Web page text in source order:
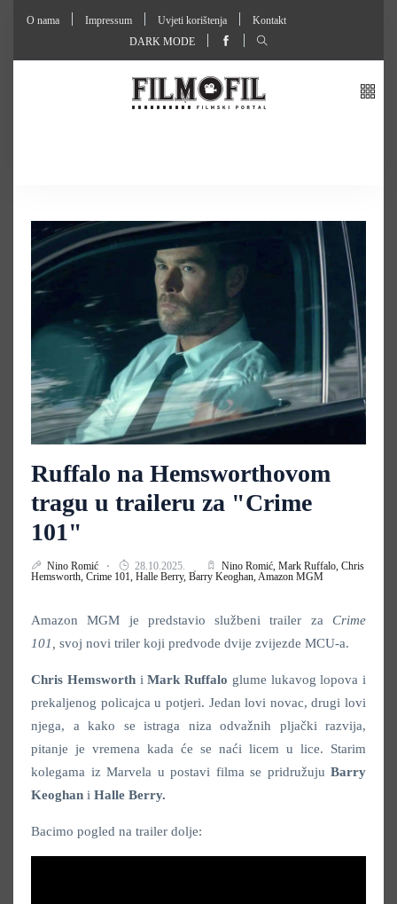
O nama Impressum Uvjeti korištenja
Kontakt
DARK MODE
Ruffalo na Hemsworthovom
tragu u traileru za "Crime
101"
Nino Romić 28.10.2025. Nino Romić, Mark Ruffalo, Chris
Hemsworth, Crime 101, Halle Berry, Barry Keoghan,Amazon MGM
Amazon MGM je predstavio službeni trailer za Crime
101, svoj novi triler koji predvode dvije zvijezde MCU-a.
Chris Hemsworth iMark Ruffalo glume lukavog lopova i
prekaljenog policajca u potjeri. Jedan lovi novac, drugi lovi
njega, a kako se istraga niza odvažnih pljački razvija,
pitanje je vremena kada će se naći licem u lice. Starim
kolegama iz Marvela u postavi filma se pridružuju Barry
Keoghan i Halle Berry.
Bacimo pogled na trailer dolje: